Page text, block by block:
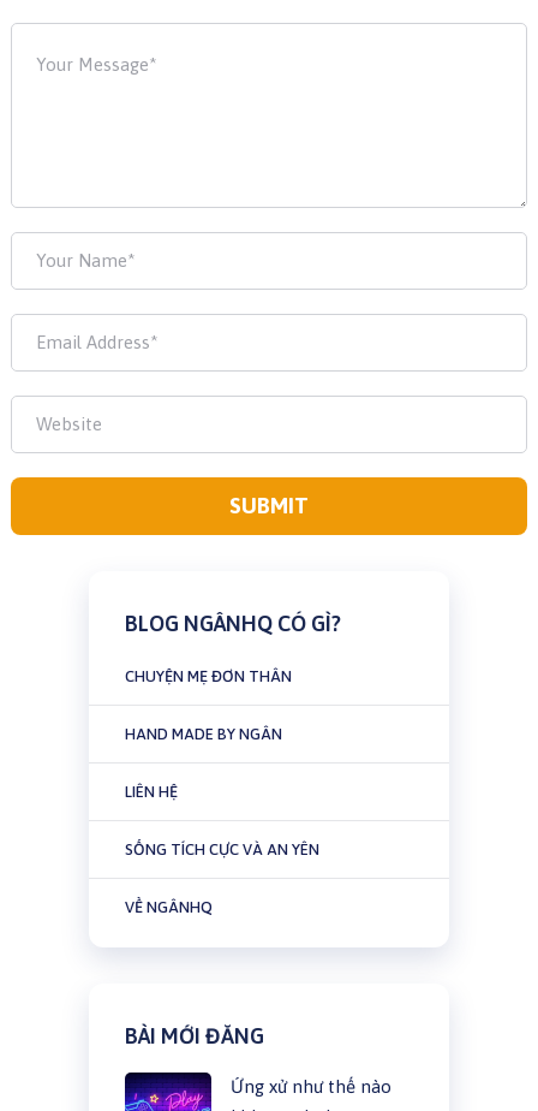
BLOG NGÂNHQ CÓ GÌ?
CHUYỆN MẸ ĐƠN THÂN
HAND MADE BY NGÂN
LIÊN HỆ
SỐNG TÍCH CỰC VÀ AN YÊN
VỀ NGÂNHQ
BÀI MỚI ĐĂNG
Ứng xử như thế nào